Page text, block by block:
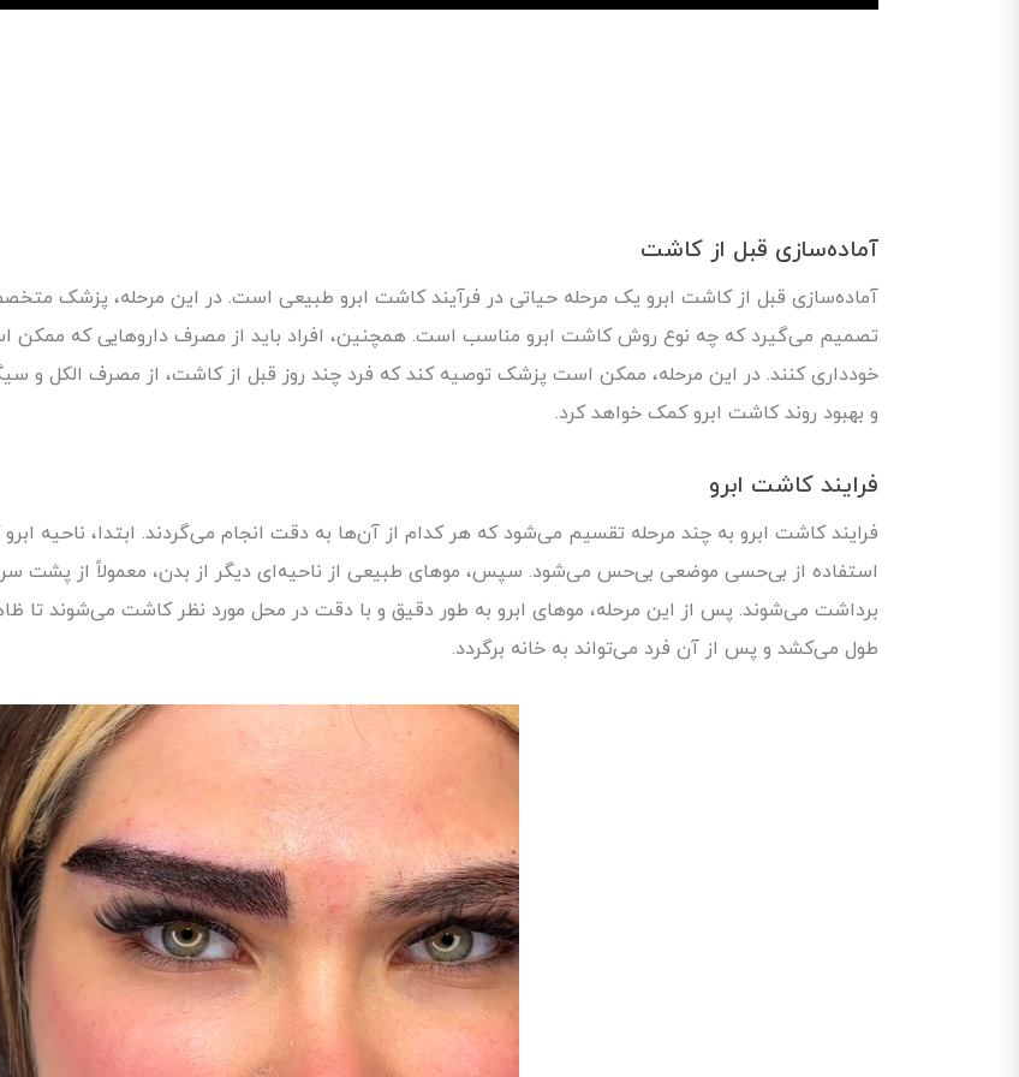
آماده‌سازی قبل از کاشت
آماده‌سازی قبل از کاشت ابرو یک مرحله حیاتی در فرآیند کاشت ابرو طبیعی است. در این مرحله، پزشک
تصمیم می‌گیرد که چه نوع روش کاشت ابرو مناسب است. همچنین، افراد باید از مصرف داروهایی که ممکن
خودداری کنند. در این مرحله، ممکن است پزشک توصیه کند که فرد چند روز قبل از کاشت، از مصرف الکل و
و بهبود روند کاشت ابرو کمک خواهد کرد.
فرایند کاشت ابرو
فرایند کاشت ابرو به چند مرحله تقسیم می‌شود که هر کدام از آن‌ها به دقت انجام می‌گردند. ابتدا، ناحیه
برداشت می‌شوند. پس از این مرحله، موهای ابرو به طور دقیق و با دقت در محل مورد نظر کاشت می‌شوند تا
طول می‌کشد و پس از آن فرد می‌تواند به خانه برگردد.